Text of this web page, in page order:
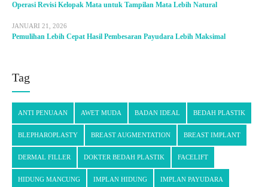
Operasi Revisi Kelopak Mata untuk Tampilan Mata Lebih Natural
JANUARI 21, 2026
Pemulihan Lebih Cepat Hasil Pembesaran Payudara Lebih Maksimal
Tag
ANTI PENUAAN AWET MUDA BADAN IDEAL BEDAH PLASTIK
BLEPHAROPLASTY BREAST AUGMENTATION BREAST IMPLANT
DERMAL FILLER DOKTER BEDAH PLASTIK FACELIFT
HIDUNG MANCUNG IMPLAN HIDUNG IMPLAN PAYUDARA